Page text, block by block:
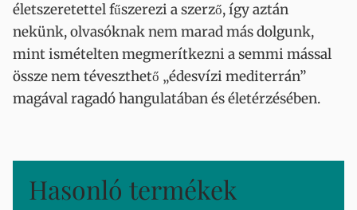
életszeretettel fűszerezi a szerző, így aztán
nekünk, olvasóknak nem marad más dolgunk,
mint ismételten megmerítkezni a semmi mással
össze nem téveszthető „édesvízi mediterrán”
magával ragadó hangulatában és életérzésében.
Hasonló termékek